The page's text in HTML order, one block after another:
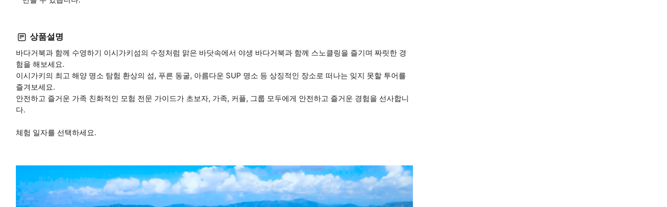
상품설명
바다거북과 함께 수영하기 이시가키섬의 수정처럼 맑은 바닷속에서 야생 바다거북과 함께 스노클링을 즐기며 짜릿한 경
험을 해보세요.
이시가키의 최고 해양 명소 탐험 환상의 섬, 푸른 동굴, 아름다운 SUP 명소 등 상징적인 장소로 떠나는 잊지 못할 투어를
즐겨보세요.
안전하고 즐거운 가족 친화적인 모험 전문 가이드가 초보자, 가족, 커플, 그룹 모두에게 안전하고 즐거운 경험을 선사합니
다.
체험 일자를 선택하세요.